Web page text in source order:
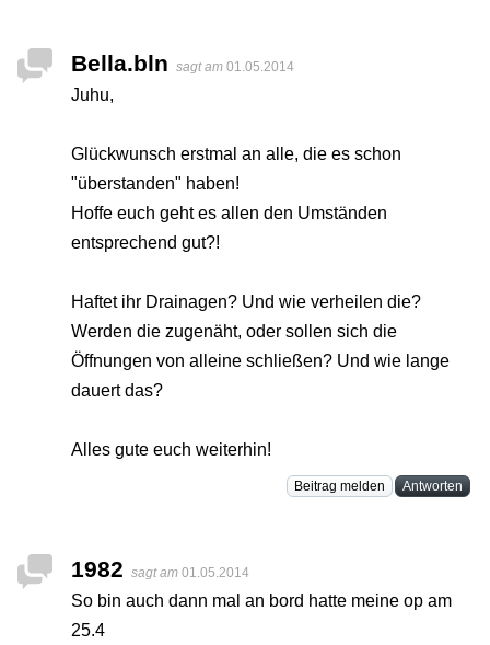
Bella.bln sagt am 01.05.2014
Juhu,
Glückwunsch erstmal an alle, die es schon
"überstanden" haben!
Hoffe euch geht es allen den Umständen
entsprechend gut?!
Haftet ihr Drainagen? Und wie verheilen die?
Werden die zugenäht, oder sollen sich die
Öffnungen von alleine schließen? Und wie lange
dauert das?
Alles gute euch weiterhin!
Beitrag melden Antworten
1982 sagt am 01.05.2014
So bin auch dann mal an bord hatte meine op am
25.4